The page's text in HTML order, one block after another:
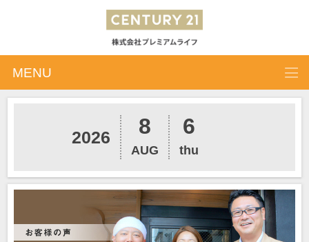
MENU
2026 8
AUG
6
thu